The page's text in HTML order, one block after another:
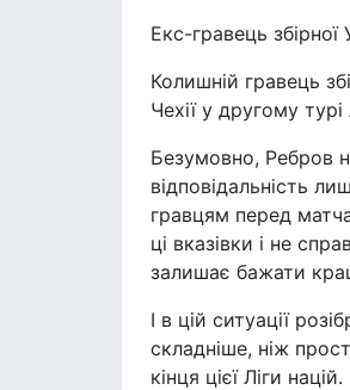
Екс-гравець
Колишній гравець
Чехії у другому турі
Безумовно, Ребров
відповідальність
гравцям перед
ці вказівки і не
залишає бажати
І в цій ситуації
складніше, ніж
кінця цієї Ліги